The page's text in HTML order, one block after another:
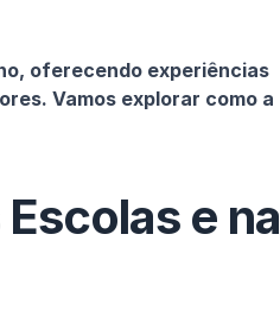
oferecendo experiências
Vamos explorar como a
e na